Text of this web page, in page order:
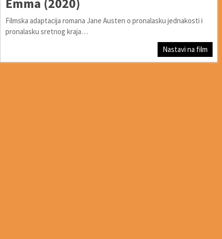
Filmska adaptacija romana Jane Austen o pronalasku jednakosti i
pronalasku sretnog kraja…
Nastavi na film